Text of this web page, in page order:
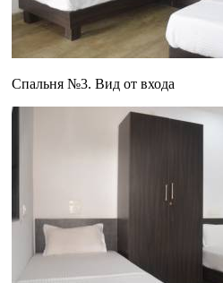
Спальня №3. Вид от входа